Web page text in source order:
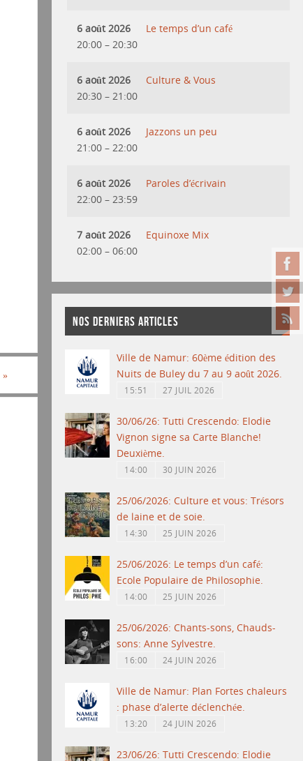
»
6 août 2026
20:00 – 20:30
Le temps d’un café
6 août 2026
20:30 – 21:00
Culture & Vous
6 août 2026
21:00 – 22:00
Jazzons un peu
6 août 2026
22:00 – 23:59
Paroles d’écrivain
7 août 2026
02:00 – 06:00
Equinoxe Mix
NOS DERNIERS ARTICLES
Ville de Namur: 60ème édition des
Nuits de Buley du 7 au 9 août 2026.
15:51 27 JUIL 2026
30/06/26: Tutti Crescendo: Elodie
Vignon signe sa Carte Blanche!
Deuxième.
14:00 30 JUIN 2026
25/06/2026: Culture et vous: Trésors
de laine et de soie.
14:30 25 JUIN 2026
25/06/2026: Le temps d’un café:
Ecole Populaire de Philosophie.
14:00 25 JUIN 2026
25/06/2026: Chants-sons, Chauds-
sons: Anne Sylvestre.
16:00 24 JUIN 2026
Ville de Namur: Plan Fortes chaleurs
: phase d’alerte déclenchée.
13:20 24 JUIN 2026
23/06/26: Tutti Crescendo: Elodie